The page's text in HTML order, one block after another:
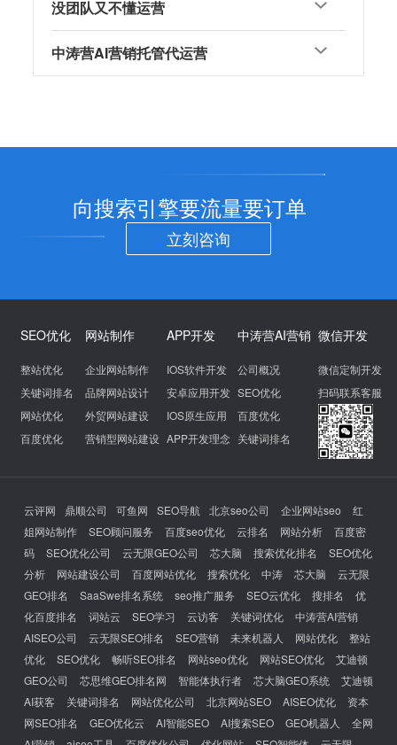
没团队又不懂运营
中涛营AI营销托管代运营
向搜索引擎要流量要订单
立刻咨询
SEO优化
整站优化
关键词排名
网站优化
百度优化
网站制作
企业网站制作
品牌网站设计
外贸网站建设
营销型网站建设
APP开发
IOS软件开发
安卓应用开发
IOS原生应用
APP开发理念
中涛营AI营销
公司概况
SEO优化
百度优化
关键词排名
微信开发
微信定制开发
扫码联系客服
云评网 鼎顺公司 可鱼网 SEO导航 北京seo公司 企业网站seo
红
姐网站制作
SEO顾问服务 百度seo优化 云排名 网站分析
百度密
码
SEO优化公司 云无限GEO公司 芯大脑 搜索优化排名
SEO优化
分析
网站建设公司 百度网站优化 搜索优化 中涛 芯大脑
云无限
GEO排名
SaaSwe排名系统 seo推广服务 SEO云优化 搜排名
优
化百度排名
词站云 SEO学习 云访客 关键词优化
中涛营AI营销
AISEO公司
云无限SEO排名 SEO营销 未来机器人 网站优化
整站
优化
SEO优化 畅听SEO排名 网站seo优化 网站SEO优化
艾迪顿
GEO公司
芯思维GEO排名网 智能体执行者 芯大脑GEO系统
艾迪顿
AI获客
关键词排名 网站优化公司 北京网站SEO AISEO优化
资本
网SEO排名
GEO优化云 AI智能SEO AI搜索SEO GEO机器人
全网